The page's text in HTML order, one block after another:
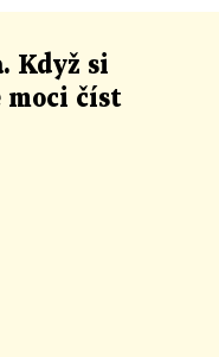
Když si
moci číst